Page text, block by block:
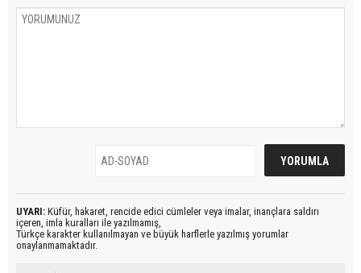
UYARI: Küfür, hakaret, rencide edici cümleler veya imalar, inançlara saldırı
içeren, imla kuralları ile yazılmamış,
Türkçe karakter kullanılmayan ve büyük harflerle yazılmış yorumlar
onaylanmamaktadır.